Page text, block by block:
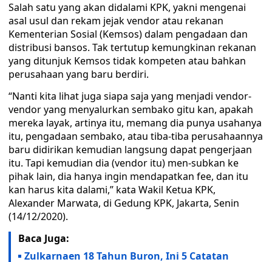
Salah satu yang akan didalami KPK, yakni mengenai
asal usul dan rekam jejak vendor atau rekanan
Kementerian Sosial (Kemsos) dalam pengadaan dan
distribusi bansos. Tak tertutup kemungkinan rekanan
yang ditunjuk Kemsos tidak kompeten atau bahkan
perusahaan yang baru berdiri.
“Nanti kita lihat juga siapa saja yang menjadi vendor-
vendor yang menyalurkan sembako gitu kan, apakah
mereka layak, artinya itu, memang dia punya usahanya
itu, pengadaan sembako, atau tiba-tiba perusahaannya
baru didirikan kemudian langsung dapat pengerjaan
itu. Tapi kemudian dia (vendor itu) men-subkan ke
pihak lain, dia hanya ingin mendapatkan fee, dan itu
kan harus kita dalami,” kata Wakil Ketua KPK,
Alexander Marwata, di Gedung KPK, Jakarta, Senin
(14/12/2020).
Baca Juga:
Zulkarnaen 18 Tahun Buron, Ini 5 Catatan